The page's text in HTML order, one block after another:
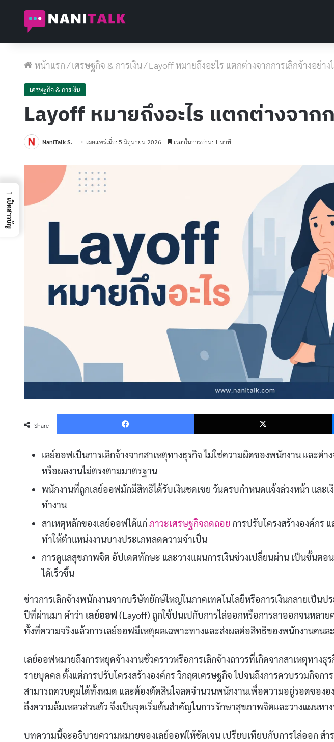
หน้าแรก/เศรษฐกิจ & การเงิน/Layoff หมายถึงอะไร แตกต่างจากการเลิกจ้างอย่า
เศรษฐกิจ & การเงิน
Layoff หมายถึงอะไร แตกต่างจาก
NaniTalk S. เผยแพร่เมื่อ: 5 มิถุนายน 2026 เวลาในการอ่าน: 1 นาที
Share
Facebook
เลย์ออฟเป็นการเลิกจ้างจากสาเหตุทางธุรกิจ ไม่ใช่ความผิดของพนักงาน และต่
หรือผลงานไม่ตรงตามมาตรฐาน
พนักงานที่ถูกเลย์ออฟมักมีสิทธิได้รับเงินชดเชย วันครบกำหนดแจ้งล่วงหน้า และเ
ทำงาน
สาเหตุหลักของเลย์ออฟได้แก่ ภาวะเศรษฐกิจถดถอย การปรับโครงสร้างองค์กร
ทำให้ตำแหน่งงานบางประเภทลดความจำเป็น
การดูแลสุขภาพจิต อัปเดตทักษะ และวางแผนการเงินช่วงเปลี่ยนผ่าน เป็นขั้นต
ได้เร็วขึ้น
ข่าวการเลิกจ้างพนักงานจากบริษัทยักษ์ใหญ่ในภาคเทคโนโลยีหรือการเงินกลายเป็น
ปีที่ผ่านมา คำว่า เลย์ออฟ (Layoff) ถูกใช้ปนเปกับการไล่ออกหรือการลาออกจนหลาย
ทั้งที่ความจริงแล้วการเลย์ออฟมีเหตุผลเฉพาะทางและส่งผลต่อสิทธิของพนักงานคนล
เลย์ออฟหมายถึงการหยุดจ้างงานชั่วคราวหรือการเลิกจ้างถาวรที่เกิดจากสาเหตุทาง
รายบุคคล ตั้งแต่การปรับโครงสร้างองค์กร วิกฤตเศรษฐกิจ ไปจนถึงการควบรวมกิจกา
สามารถควบคุมได้ทั้งหมด และต้องตัดสินใจลดจำนวนพนักงานเพื่อความอยู่รอดของอ
ถึงความล้มเหลวส่วนตัว จึงเป็นจุดเริ่มต้นสำคัญในการรักษาสุขภาพจิตและวางแผนหา
บทความนี้จะอธิบายความหมายของเลย์ออฟให้ชัดเจน เปรียบเทียบกับการไล่ออก สำ
→
เปิดสารบัญ